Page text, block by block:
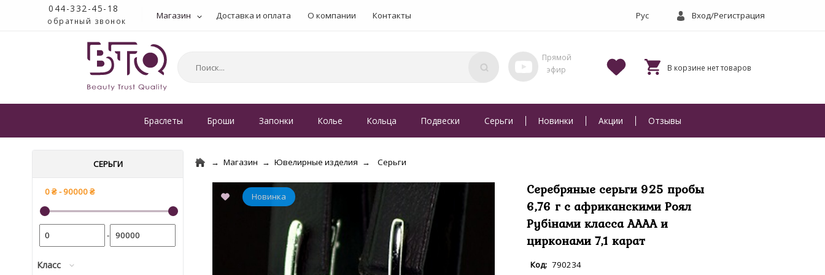
044-332-45-18
обратный звонок Магазин Доставка и оплата О компании Контакты Вход/Регистрация
Браслеты Броши Запонки Колье Кольца Подвески Серьги Новинки Акции Отзывы
СЕРЬГИ
-
Класс
Магазин Ювелирные изделия Серьги
Серебряные серьги 925 пробы
6,76 г с африканскими Роял
Рубінами класса АААА и
цирконами 7,1 карат
790234